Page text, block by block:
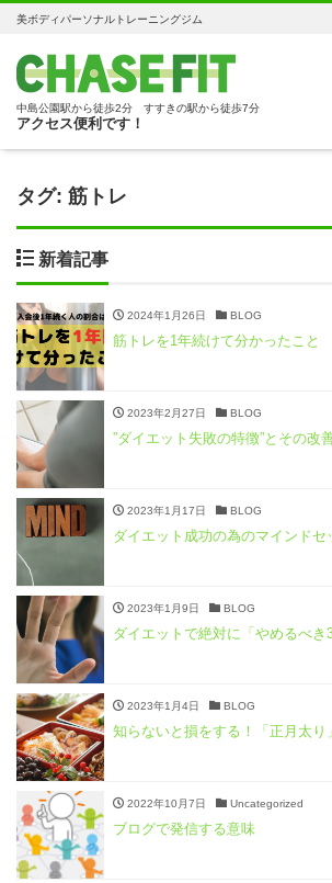
美ボディパーソナルトレーニングジム
中島公園駅から徒歩2分 すすきの駅から徒歩7分
アクセス便利です！
タグ: 筋トレ
新着記事
2024年1月26日 BLOG
筋トレを1年続けて分かったこと
2023年2月27日 BLOG
”ダイエット失敗の特徴”とその改
2023年1月17日 BLOG
ダイエット成功の為のマインドセ
2023年1月9日 BLOG
ダイエットで絶対に「やめるべき
2023年1月4日 BLOG
知らないと損をする！「正月太り
2022年10月7日 Uncategorized
ブログで発信する意味